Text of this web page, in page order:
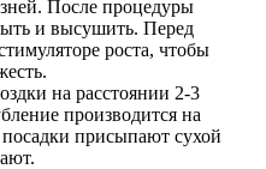
После процедуры
и высушить. Перед
роста, чтобы
на расстоянии 2-3
производится на
присыпают сухой